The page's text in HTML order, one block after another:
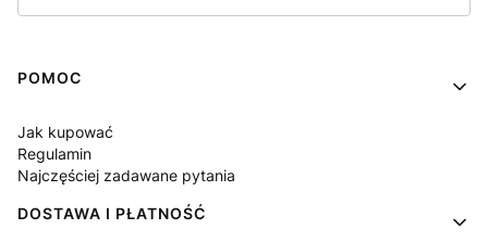
Linki w stopce
POMOC
Jak kupować
Regulamin
Najczęściej zadawane pytania
DOSTAWA I PŁATNOŚĆ